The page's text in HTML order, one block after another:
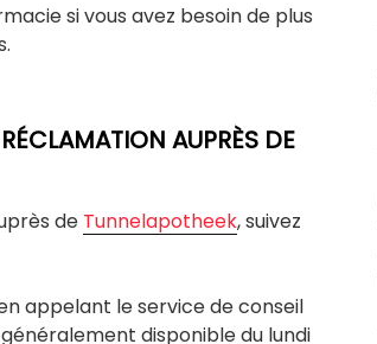
si vous avez besoin de plus
AUPRÈS DE
de Tunnelapotheek, suivez
appelant le service de conseil
disponible du lundi